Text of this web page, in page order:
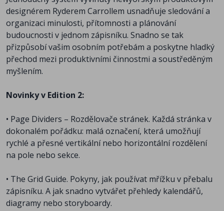
designérem Ryderem Carrollem usnadňuje sledování a
organizaci minulosti, přítomnosti a plánování
budoucnosti v jednom zápisníku. Snadno se tak
přizpůsobí vašim osobním potřebám a poskytne hladký
přechod mezi produktivními činnostmi a soustředěným
myšlením.
Novinky v Edition 2:
• Page Dividers – Rozdělovače stránek. Každá stránka v
dokonalém pořádku: malá označení, která umožňují
rychlé a přesné vertikální nebo horizontální rozdělení
na pole nebo sekce.
• The Grid Guide. Pokyny, jak používat mřížku v přebalu
zápisníku. A jak snadno vytvářet přehledy kalendářů,
diagramy nebo storyboardy.